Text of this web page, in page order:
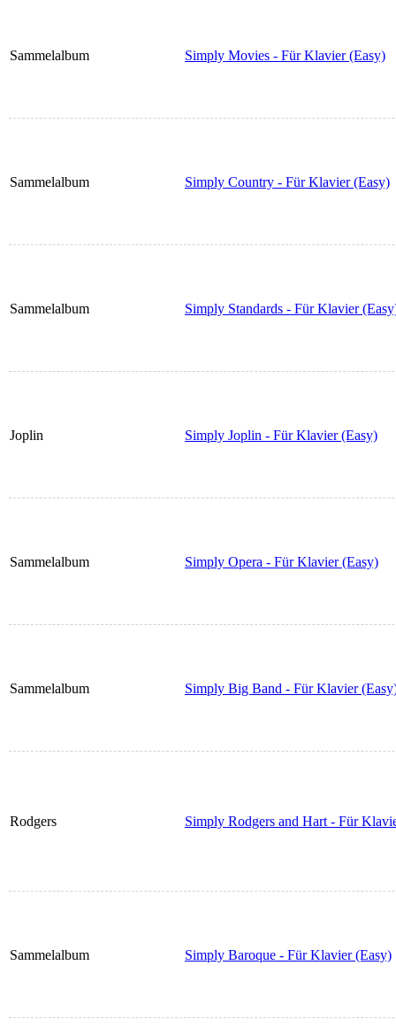
Sammelalbum Simply Movies - Für Klavier (Easy)
Sammelalbum Simply Country - Für Klavier (Easy)
Sammelalbum Simply Standards - Für Klavier
Joplin Simply Joplin - Für Klavier (Easy)
Sammelalbum Simply Opera - Für Klavier (Easy)
Sammelalbum Simply Big Band - Für Klavier
Rodgers Simply Rodgers and Hart - Für
Sammelalbum Simply Baroque - Für Klavier (Easy)